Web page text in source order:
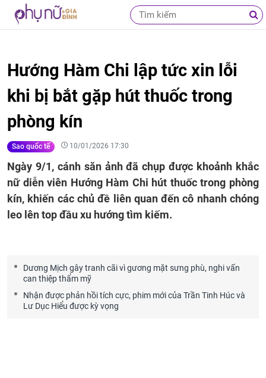
Hướng Hàm Chi lập tức xin lỗi
khi bị bắt gặp hút thuốc trong
phòng kín
Sao quốc tế 10/01/2026 17:30
Ngày 9/1, cánh săn ảnh đã chụp được khoảnh khắc
nữ diễn viên Hướng Hàm Chi hút thuốc trong phòng
kín, khiến các chủ đề liên quan đến cô nhanh chóng
leo lên top đầu xu hướng tìm kiếm.
Dương Mịch gây tranh cãi vì gương mặt sưng phù, nghi vấn
can thiệp thẩm mỹ
Nhận được phản hồi tích cực, phim mới của Trần Tinh Húc và
Lư Dục Hiểu được kỳ vọng